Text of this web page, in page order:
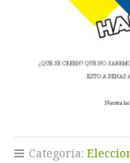
Categoría: